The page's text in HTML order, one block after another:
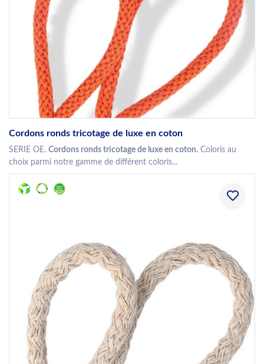
Cordons ronds tricotage de luxe en coton
SERIE OE. Cordons ronds tricotage de luxe en coton. Coloris au
choix parmi notre gamme de différent coloris...